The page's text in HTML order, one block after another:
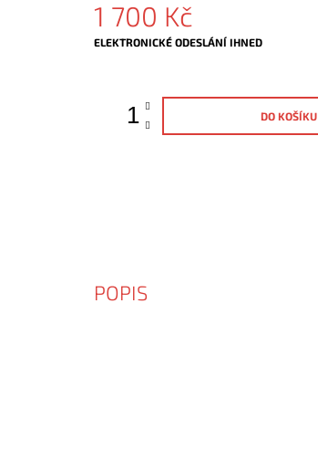
1 700 Kč
Měrná
ELEKTRONICKÉ ODESLÁNÍ IHNED
DO KOŠÍKU
POPIS